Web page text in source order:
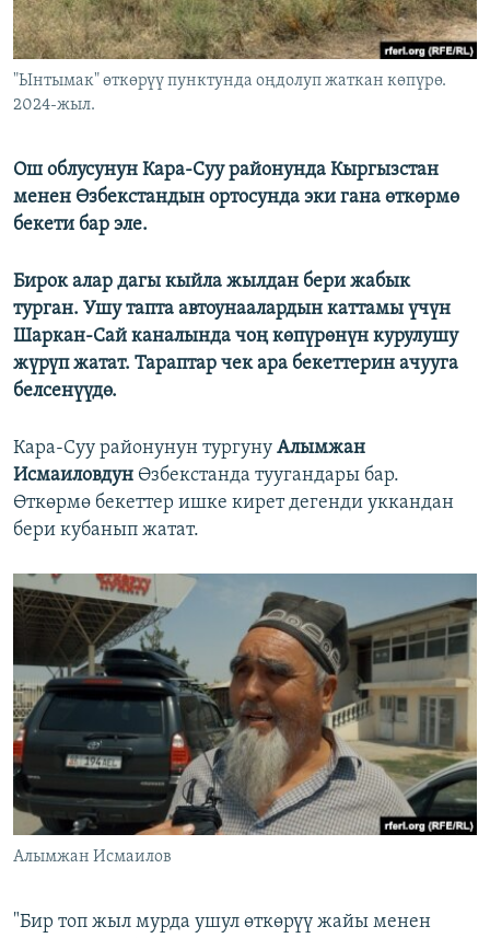
"Ынтымак" өткөрүү пунктунда оңдолуп жаткан көпүрө.
2024-жыл.
Ош облусунун Кара-Суу районунда Кыргызстан
менен Өзбекстандын ортосунда эки гана өткөрмө
бекети бар эле.
Бирок алар дагы кыйла жылдан бери жабык
турган. Ушу тапта автоунаалардын каттамы үчүн
Шаркан-Сай каналында чоң көпүрөнүн курулушу
жүрүп жатат. Тараптар чек ара бекеттерин ачууга
белсенүүдө.
Кара-Суу районунун тургуну Алымжан
Исмаиловдун Өзбекстанда туугандары бар.
Өткөрмө бекеттер ишке кирет дегенди уккандан
бери кубанып жатат.
Алымжан Исмаилов
"Бир топ жыл мурда ушул өткөрүү жайы менен